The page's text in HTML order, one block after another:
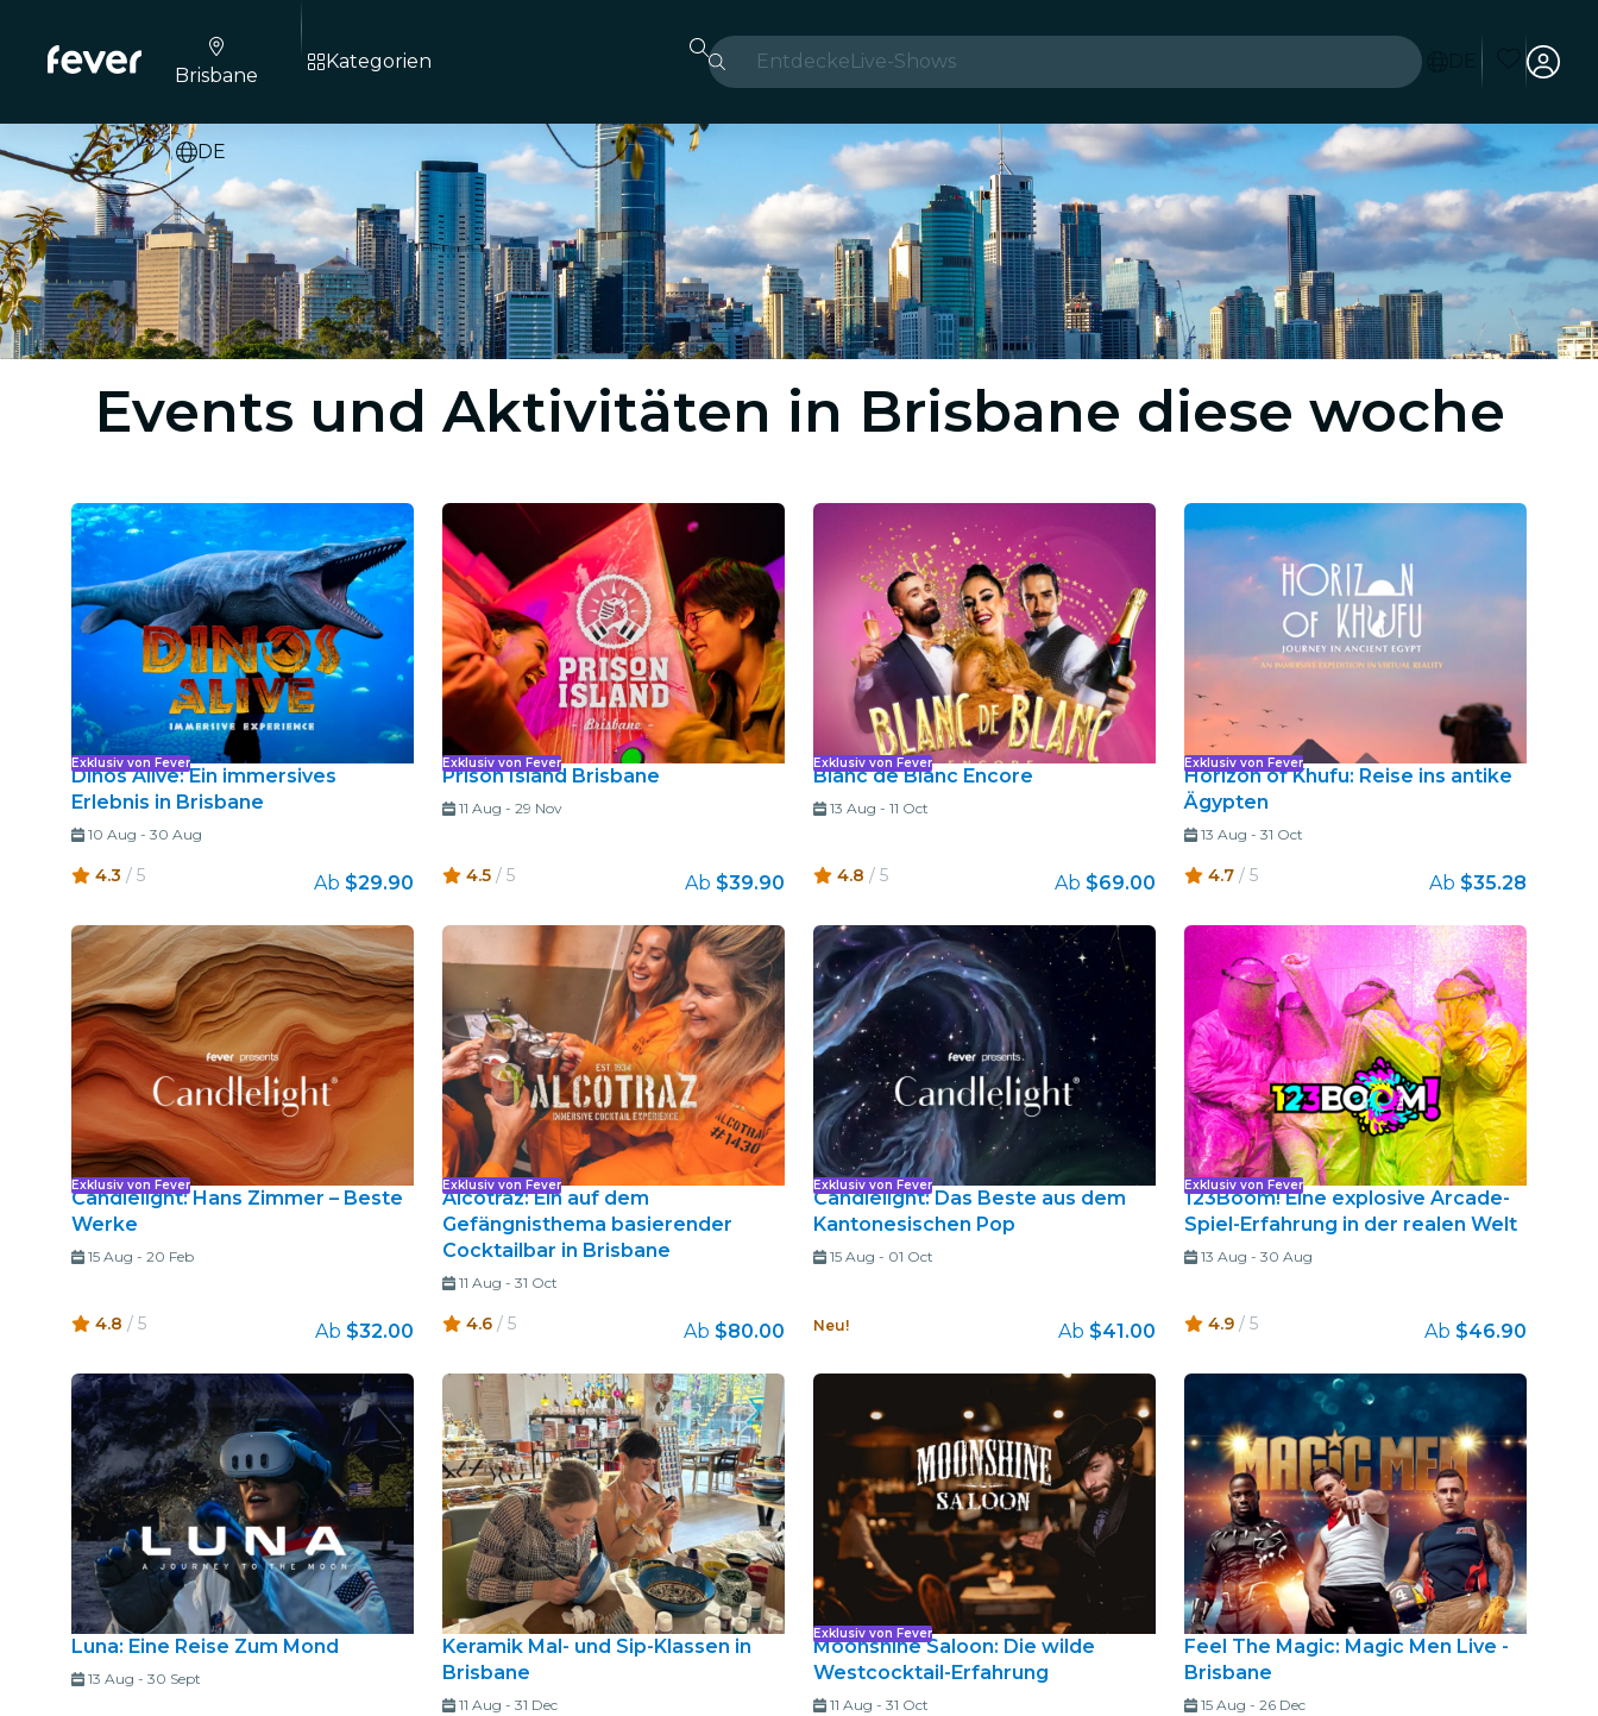
EntdeckeLive-Shows
Candlelight
London
Erlebnisse und Städte
São Paulo
Seoul
Konzerte
Restaurants
Kino
Brisbane
DE
Kategorien
Events und Aktivitäten in Brisbane diese woche
Exklusiv von Fever
Dinos Alive: Ein immersives
Erlebnis in Brisbane
10 Aug - 30 Aug
4.3 / 5 Ab $29.90
Exklusiv von Fever
Prison Island Brisbane
11 Aug - 29 Nov
4.5 / 5 Ab $39.90
Exklusiv von Fever
Blanc de Blanc Encore
13 Aug - 11 Oct
4.8 / 5 Ab $69.00
Exklusiv von Fever
Horizon of Khufu: Reise ins antike
Ägypten
13 Aug - 31 Oct
4.7 / 5 Ab $35.28
Exklusiv von Fever
Candlelight: Hans Zimmer – Beste
Werke
15 Aug - 20 Feb
4.8 / 5 Ab $32.00
Exklusiv von Fever
Alcotraz: Ein auf dem
Gefängnisthema basierender
Cocktailbar in Brisbane
11 Aug - 31 Oct
4.6 / 5 Ab $80.00
Exklusiv von Fever
Candlelight: Das Beste aus dem
Kantonesischen Pop
15 Aug - 01 Oct
Neu! Ab $41.00
Exklusiv von Fever
123Boom! Eine explosive Arcade-
Spiel-Erfahrung in der realen Welt
13 Aug - 30 Aug
4.9 / 5 Ab $46.90
Luna: Eine Reise Zum Mond
13 Aug - 30 Sept
Keramik Mal- und Sip-Klassen in
Brisbane
11 Aug - 31 Dec
Exklusiv von Fever
Moonshine Saloon: Die wilde
Westcocktail-Erfahrung
11 Aug - 31 Oct
Feel The Magic: Magic Men Live -
Brisbane
15 Aug - 26 Dec